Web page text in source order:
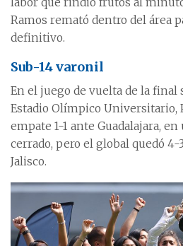
Ramos remató dentro del área
definitivo.
Sub-14 varonil
En el juego de vuelta de la final
Estadio Olímpico Universitario,
empate 1-1 ante Guadalajara,
cerrado, pero el global quedó 4-
Jalisco.